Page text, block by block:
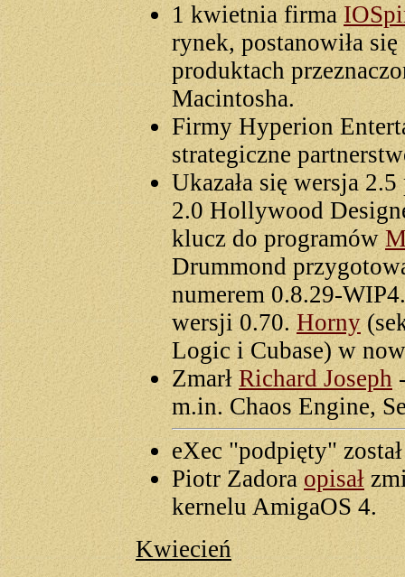
1 kwietnia firma
rynek, postanowiła
produktach
Macintosha.
Firmy Hyperion
strategiczne
Ukazała się wersja
2.0 Hollywood
klucz do programów
Drummond
numerem 0.8.29-
wersji 0.70.Horny
Logic i Cubase) w
ZmarłRichard Joseph
m.in. Chaos Engine,
eXec "podpięty"
Piotr Zadoraopisał
kernelu AmigaOS 4.
Kwiecień